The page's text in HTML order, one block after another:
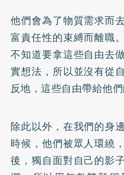
他們會為了物質需求而
富責任性的束縛而離職
不知道要拿這些自由去
實想法，所以並沒有從
反地，這些自由帶給他
除此以外，在我們的身
時候，他們被眾人環繞
後，獨自面對自己的影